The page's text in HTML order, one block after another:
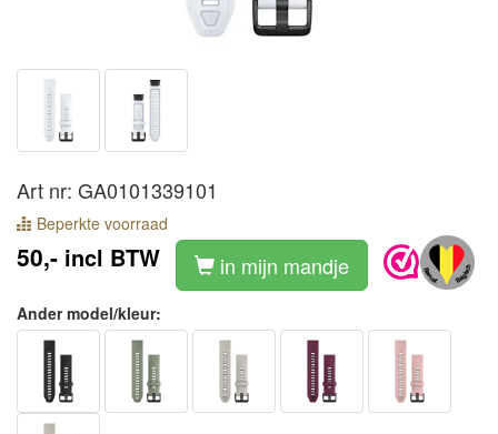
Art nr: GA0101339101
Beperkte voorraad
50,- incl BTW in mijn mandje
Ander model/kleur: